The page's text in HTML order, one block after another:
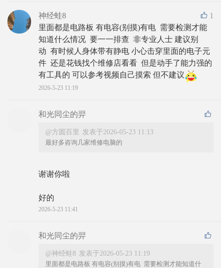
1
神经蛙8
里面都是电路板 有电容(别摸)有电  需要检测才能
知道什么情况  要一一排查  非专业人士 建议别
动  有时候人身体带有静电 小心击穿里面的电子元
件  还是花钱找个维修店看看  但是动手了能力强的
有工具的 可以参考视频自己摸索 但不建议
2026-5-23 11:19
和光同尘的羿
@方圆百里 发表于2026-05-23 11:13
最好多咨询几家维修电脑的
谢谢你啦
好的
2026-5-23 11:41
和光同尘的羿
@神经蛙8 发表于2026-05-23 11:19
里面都是电路板 有电容(别摸)有电 需要检测才能知道什